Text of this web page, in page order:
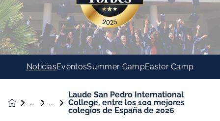
NoticiasEventosSummer CampEaster Camp
Laude San Pedro International
College, entre los 100 mejores
colegios de España de 2026